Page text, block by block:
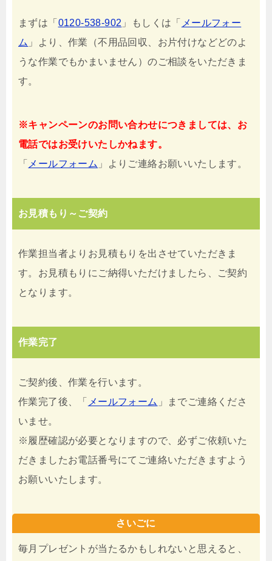
まずは「 0120-538-902 」もしくは「
メールフォー
ム 」より、作業（不用品回収、お片付けなどどのよ
うな作業でもかまいません）のご相談をいただきま
す。
※キャンペーンのお問い合わせにつきましては、お
電話ではお受けいたしかねます。
「 メールフォーム 」よりご連絡お願いいたします。
お見積もり～ご契約
作業担当者よりお見積もりを出させていただきま
す。お見積もりにご納得いただけましたら、ご契約
となります。
作業完了
ご契約後、作業を行います。
作業完了後、「
メールフォーム 」までご連絡くださ
いませ。
※履歴確認が必要となりますので、必ずご依頼いた
だきましたお電話番号にてご連絡いただきますよう
お願いいたします。
さいごに
毎月プレゼントが当たるかもしれないと思えると、